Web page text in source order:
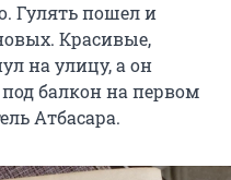
Гулять пошел и
Красивые,
на улицу, а он
балкон на первом
Атбасара.